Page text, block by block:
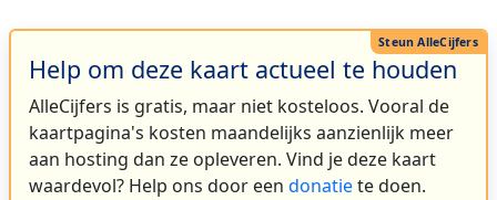
Help om deze kaart actueel te houden
AlleCijfers is gratis, maar niet kosteloos. Vooral de
kaartpagina's kosten maandelijks aanzienlijk meer
aan hosting dan ze opleveren. Vind je deze kaart
waardevol? Help ons door een donatiete doen.